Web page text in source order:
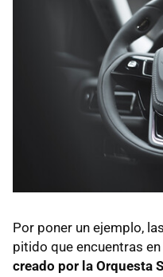
Por poner un ejemplo,
pitido que encuentras
creado por la Orquesta